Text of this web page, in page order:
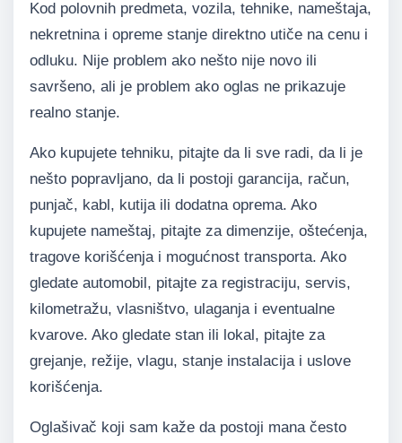
Kod polovnih predmeta, vozila, tehnike, nameštaja,
nekretnina i opreme stanje direktno utiče na cenu i
odluku. Nije problem ako nešto nije novo ili
savršeno, ali je problem ako oglas ne prikazuje
realno stanje.
Ako kupujete tehniku, pitajte da li sve radi, da li je
nešto popravljano, da li postoji garancija, račun,
punjač, kabl, kutija ili dodatna oprema. Ako
kupujete nameštaj, pitajte za dimenzije, oštećenja,
tragove korišćenja i mogućnost transporta. Ako
gledate automobil, pitajte za registraciju, servis,
kilometražu, vlasništvo, ulaganja i eventualne
kvarove. Ako gledate stan ili lokal, pitajte za
grejanje, režije, vlagu, stanje instalacija i uslove
korišćenja.
Oglašivač koji sam kaže da postoji mana često